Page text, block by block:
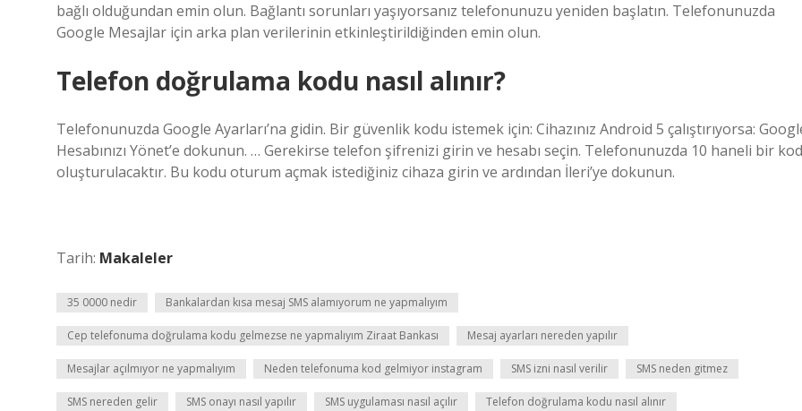
bağlı olduğundan emin olun. Bağlantı sorunları yaşıyorsanız telefonunuzu yeniden başlatın. Telefonunuzda
Google Mesajlar için arka plan verilerinin etkinleştirildiğinden emin olun.
Telefon doğrulama kodu nasıl alınır?
Telefonunuzda Google Ayarları’na gidin. Bir güvenlik kodu istemek için: Cihazınız Android 5 çalıştırıyorsa:
Hesabınızı Yönet’e dokunun. … Gerekirse telefon şifrenizi girin ve hesabı seçin. Telefonunuzda 10 haneli bir kod
oluşturulacaktır. Bu kodu oturum açmak istediğiniz cihaza girin ve ardından İleri’ye dokunun.
Tarih: Makaleler
35 0000 nedir Bankalardan kısa mesaj SMS alamıyorum ne yapmalıyım
Cep telefonuma doğrulama kodu gelmezse ne yapmalıyım Ziraat Bankası Mesaj ayarları nereden yapılır
Mesajlar açılmıyor ne yapmalıyım Neden telefonuma kod gelmiyor instagram SMS izni nasıl verilir SMS neden gitmez
SMS nereden gelir SMS onayı nasıl yapılır SMS uygulaması nasıl açılır Telefon doğrulama kodu nasıl alınır